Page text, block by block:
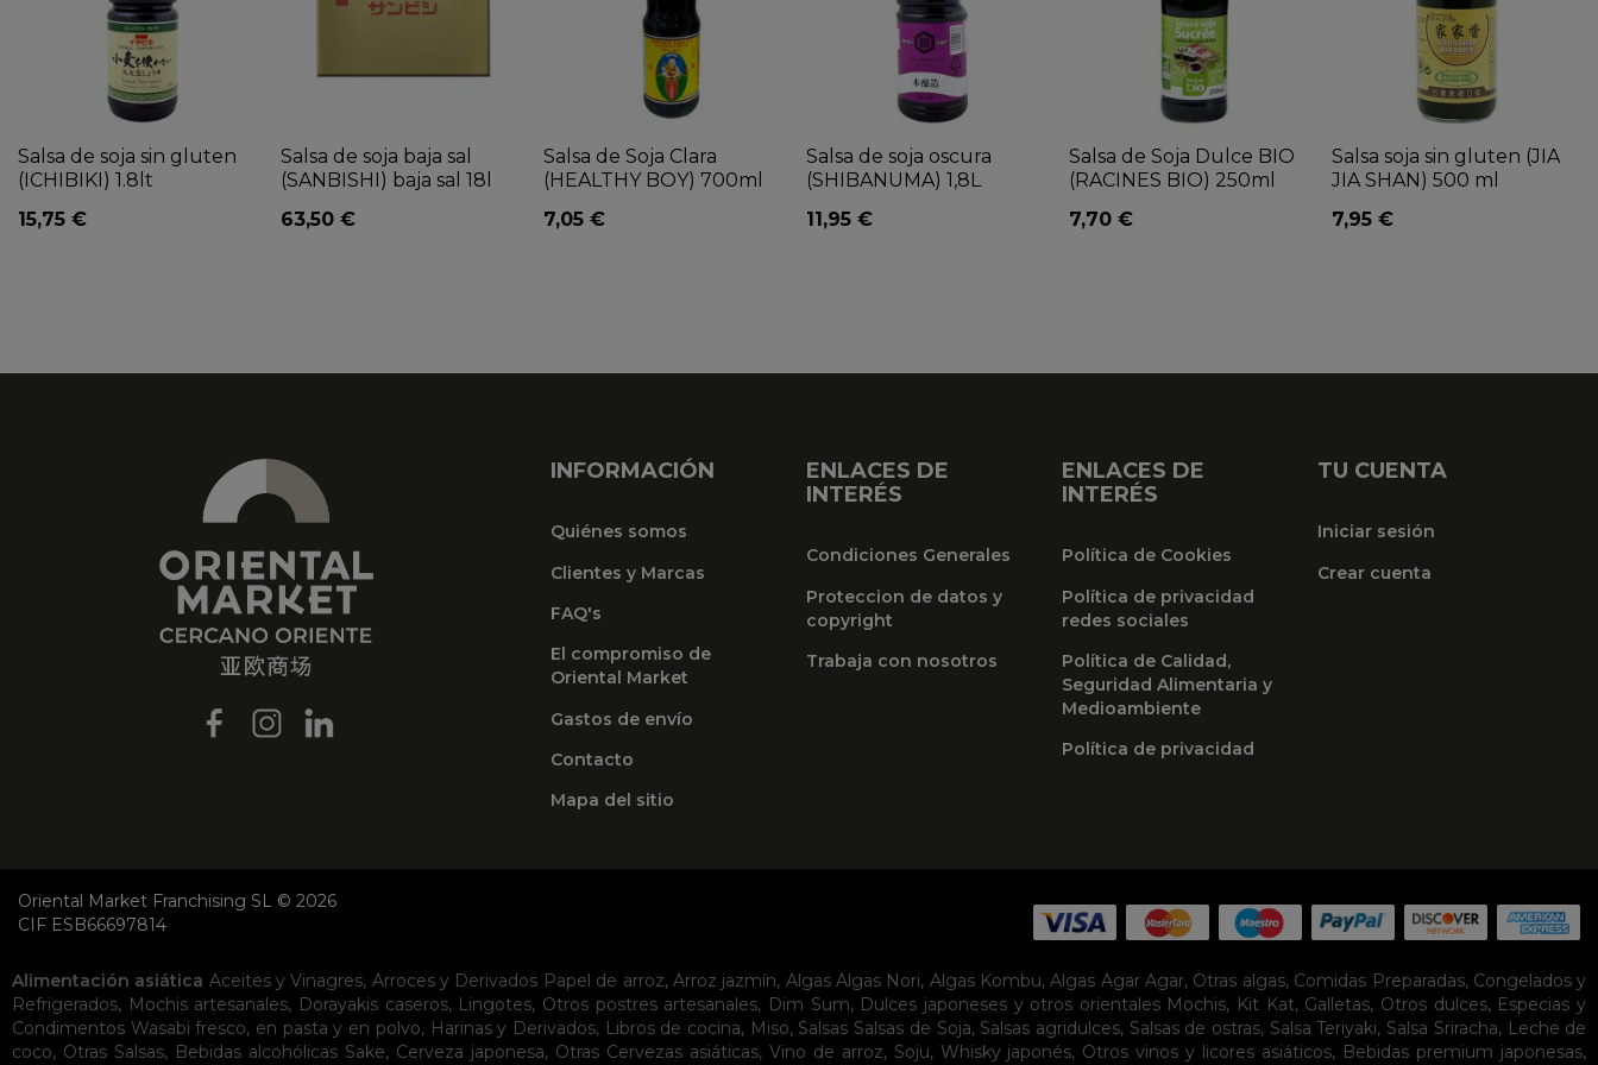
Salsa de soja sin gluten
(ICHIBIKI) 1.8lt
15,75 €
Salsa de soja baja sal
(SANBISHI) baja sal 18l
63,50 €
Salsa de Soja Clara
(HEALTHY BOY) 700ml
7,05 €
Salsa de soja oscura
(SHIBANUMA) 1,8L
11,95 €
Salsa de Soja Dulce BIO
(RACINES BIO) 250ml
7,70 €
Salsa soja sin gluten (JIA
JIA SHAN) 500 ml
7,95 €
INFORMACIÓN
Quiénes somos
Clientes y Marcas
FAQ's
El compromiso de
Oriental Market
Gastos de envío
Contacto
Mapa del sitio
ENLACES DE
INTERÉS
Condiciones Generales
Proteccion de datos y
copyright
Trabaja con nosotros
ENLACES DE
INTERÉS
Política de Cookies
Política de privacidad
redes sociales
Política de Calidad,
Seguridad Alimentaria y
Medioambiente
Política de privacidad
TU CUENTA
Iniciar sesión
Crear cuenta
Oriental Market Franchising SL © 2026
CIF ESB66697814
Alimentación asiática Aceites y Vinagres, Arroces y Derivados Papel de arroz, Arroz jazmín, Algas Algas Nori, Algas Kombu,Algas Agar Agar, Otras algas, Comidas Preparadas, Congelados y
Refrigerados, Mochis artesanales, Dorayakis caseros, Lingotes, Otros postres artesanales, Dim Sum, Dulces japoneses y otros orientales Mochis, Kit Kat, Galletas, Otros dulces, Especias y
Condimentos Wasabi fresco, en pasta y en polvo, Harinas y Derivados, Libros de cocina, Miso, Salsas Salsas de Soja, Salsas agridulces, Salsas de ostras, Salsa Teriyaki, Salsa Sriracha, Leche de
coco, Otras Salsas, Bebidas alcohólicas Sake, Cerveza japonesa, Otras Cervezas asiáticas, Vino de arroz, Soju, Whisky japonés, Otros vinos y licores asiáticos, Bebidas premium japonesas,